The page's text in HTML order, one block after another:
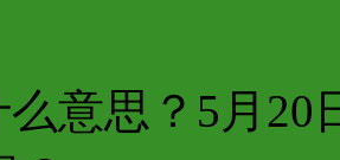
么意思？5月